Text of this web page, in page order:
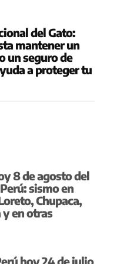
del Gato:
mantener un
un seguro de
a proteger tu
8 de agosto del
sismo en
Chupaca,
en otras
hoy 24 de julio